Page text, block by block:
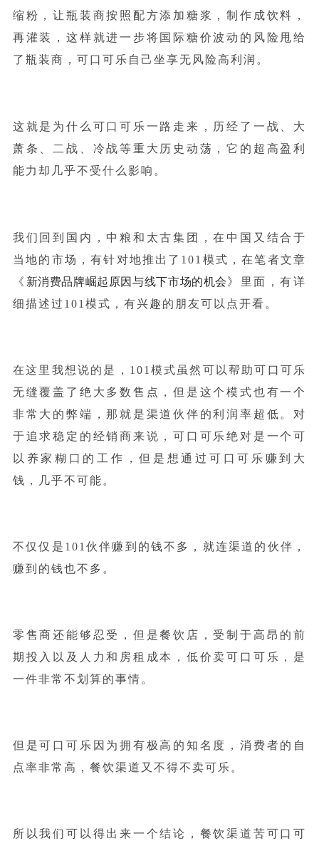
缩粉，让瓶装商按照配方添加糖浆，制作成饮料，
再灌装，这样就进一步将国际糖价波动的风险甩给
了瓶装商，可口可乐自己坐享无风险高利润。
这就是为什么可口可乐一路走来，历经了一战、大
萧条、二战、冷战等重大历史动荡，它的超高盈利
能力却几乎不受什么影响。
我们回到国内，中粮和太古集团，在中国又结合于
当地的市场，有针对地推出了101模式，在笔者文章
《 新消费品牌崛起原因与线下市场的机会》里面，有详
细描述过101模式，有兴趣的朋友可以点开看。
在这里我想说的是，101模式虽然可以帮助可口可乐
无缝覆盖了绝大多数售点，但是这个模式也有一个
非常大的弊端，那就是渠道伙伴的利润率超低。对
于追求稳定的经销商来说，可口可乐绝对是一个可
以养家糊口的工作，但是想通过可口可乐赚到大
钱，几乎不可能。
不仅仅是101伙伴赚到的钱不多，就连渠道的伙伴，
赚到的钱也不多。
零售商还能够忍受，但是餐饮店，受制于高昂的前
期投入以及人力和房租成本，低价卖可口可乐，是
一件非常不划算的事情。
但是可口可乐因为拥有极高的知名度，消费者的自
点率非常高，餐饮渠道又不得不卖可乐。
所以我们可以得出来一个结论，餐饮渠道苦可口可